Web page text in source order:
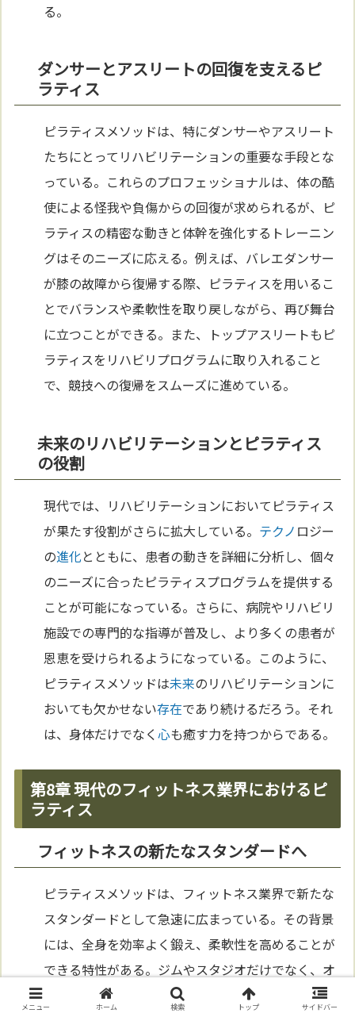
る。
ダンサーとアスリートの回復を支えるピ
ラティス
ピラティスメソッドは、特にダンサーやアスリート
たちにとってリハビリテーションの重要な手段とな
っている。これらのプロフェッショナルは、体の酷
使による怪我や負傷からの回復が求められるが、ピ
ラティスの精密な動きと体幹を強化するトレーニン
グはそのニーズに応える。例えば、バレエダンサー
が膝の故障から復帰する際、ピラティスを用いるこ
とでバランスや柔軟性を取り戻しながら、再び舞台
に立つことができる。また、トップアスリートもピ
ラティスをリハビリプログラムに取り入れること
で、競技への復帰をスムーズに進めている。
未来のリハビリテーションとピラティス
の役割
現代では、リハビリテーションにおいてピラティス
が果たす役割がさらに拡大している。 テクノ ロジー
の進化とともに、患者の動きを詳細に分析し、個々
のニーズに合ったピラティスプログラムを提供する
ことが可能になっている。さらに、病院やリハビリ
施設での専門的な指導が普及し、より多くの患者が
恩恵を受けられるようになっている。このように、
ピラティスメソッドは未来のリハビリテーションに
おいても欠かせない存在であり続けるだろう。それ
は、身体だけでなく心も癒す力を持つからである。
第8章 現代のフィットネス業界におけるピ
ラティス
フィットネスの新たなスタンダードへ
ピラティスメソッドは、フィットネス業界で新たな
スタンダードとして急速に広まっている。その背景
には、全身を効率よく鍛え、柔軟性を高めることが
できる特性がある。ジムやスタジオだけでなく、オ
インクラスや家庭用器具を利用したトレーニン
メニュー ホーム 検索 トップ サイドバー